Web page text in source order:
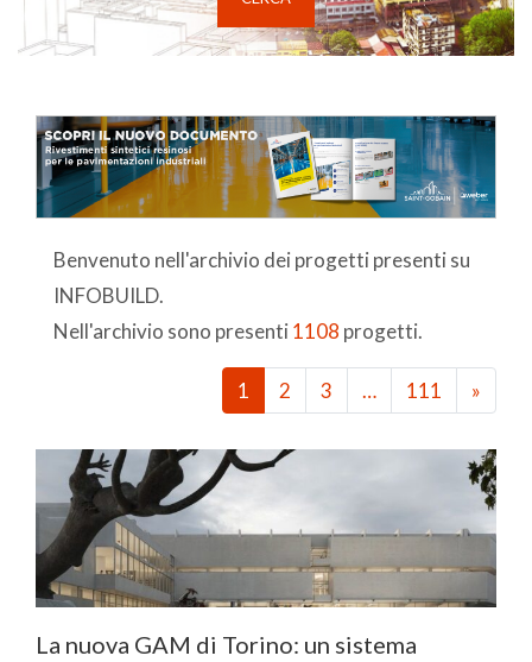
Benvenuto nell'archivio dei progetti presenti su
INFOBUILD.
Nell'archivio sono presenti 1108 progetti.
1 2 3 … 111 »
La nuova GAM di Torino: un sistema